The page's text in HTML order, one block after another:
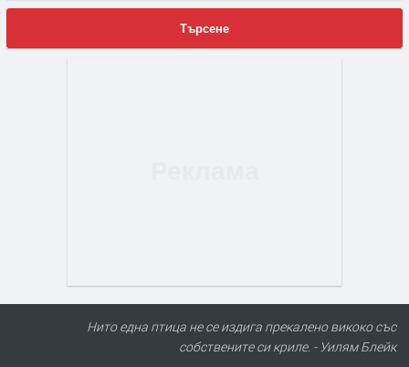
Търсене
Нито една птица не се издига прекалено викоко със
собствените си криле. - Уилям Блейк